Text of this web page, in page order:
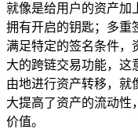
就像是给用户的资产加
拥有开启的钥匙；多重
满足特定的签名条件，
大的跨链交易功能，这
由地进行资产转移，就
大提高了资产的流动性
价值。